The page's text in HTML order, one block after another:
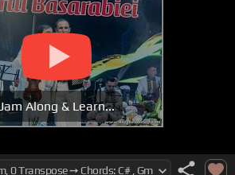
Along & Learn...